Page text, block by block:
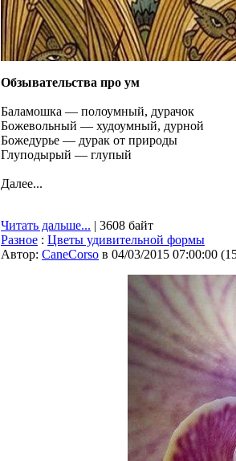
Обзывательства про ум
Баламошка — полоумный, дурачок
Божевольный — худоумный, дурной
Божедурье — дурак от природы
Глуподырый — глупый
Далее...
Читать дальше... | 3608 байт
Разное : Цветы удивительной формы
Автор: CaneCorso в 04/03/2015 07:00:00 (